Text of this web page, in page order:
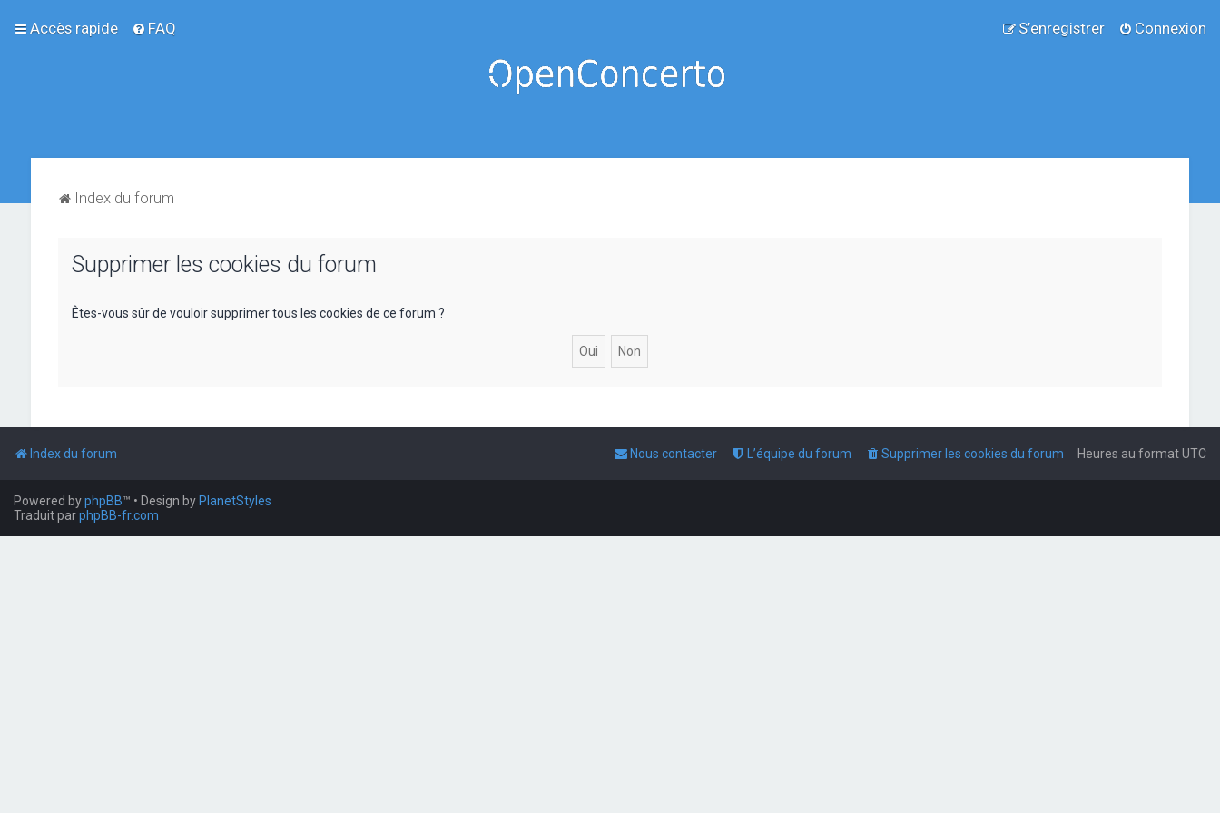
Accès rapide FAQ Connexion
S’enregistrer
Index du forum
Supprimer les cookies du forum
Êtes-vous sûr de vouloir supprimer tous les cookies de ce forum ?
Index du forum Heures au formatUTC
Supprimer les cookies du forum
L’équipe du forum
Nous contacter
Powered byphpBB™ • Design by PlanetStyles
Traduit parphpBB-fr.com